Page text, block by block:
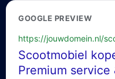
GOOGLE PREVIEW
https://jouwdomein.nl/
Scootmobiel
Premium